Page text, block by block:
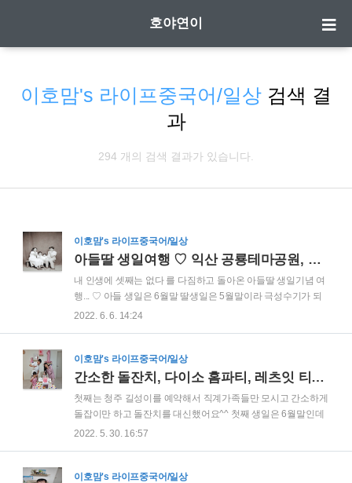
호야연이
이호맘's 라이프중국어/일상 검색 결
과
294 개의 검색 결과가 있습니다.
이호맘's 라이프중국어/일상
아들딸 생일여행 ♡ 익산 공룡테마공원, 군산 철길마을, 서천 씨큐리움, 대전 미니특공대 키카
내 인생에 셋째는 없다 를 다짐하고 돌아온 아들딸 생일기념 여
행... ♡ 아들 생일은 6월말 딸생일은 5월말이라 극성수기가 되
기전에 여행을 다녀오자 라는 마음으로 떠났어요~ 파워J인지라
과 체력은 바스스 갈렸지만 아이들은 신났어요!ㅋㅋ 목적이 그
거였으니 그걸로 된걸로 ♡ 익산 공룡테마공원내에 있는 다이
티비티 키카같은 곳이에요 우린 즐기지못했으므로 사진은 검색
ㄱㄱ 문제는 평일엔 운영을 안하고 주말에만 운영하는데 인터
넷 예매는 안되고 주말 아침에 오픈하자마자 오후타임까지 인
원수 완판된다고 하심 거기다가 설명해주는 데스크 직원은 그
2022. 6. 6. 14:24
이호맘's 라이프중국어/일상
간소한 돌잔치, 다이소 홈파티, 레츠잇 티아라케이크, 이가 닭백숙
첫째는 청주 길성이를 예약해서 직계가족들만 모시고 간소하게
돌잡이만 하고 돌잔치를 대신했어요^^ 첫째 생일은 6월말인데
여름보양식으로 챙겨먹는 백숙시즌과 겹쳐서 어른들 모시고 입
고, 하물며 첫째는 돌잔치를 하더라도 둘째는 안하는 추세이다
2022. 5. 30. 16:57
이호맘's 라이프중국어/일상